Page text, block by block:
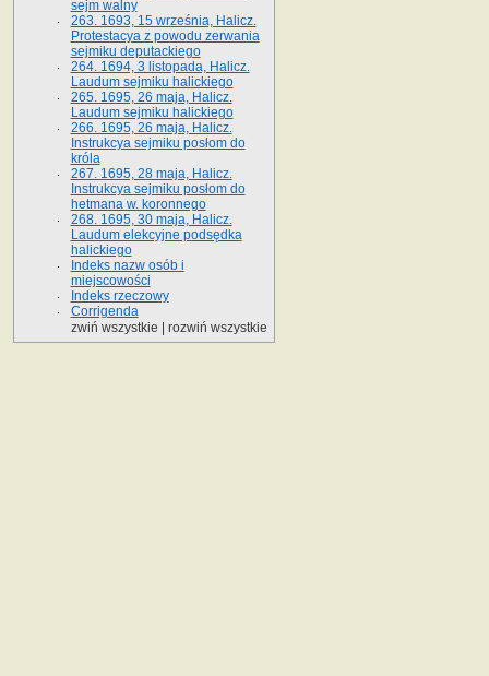
sejm walny
263. 1693, 15 września, Halicz.
Protestacya z powodu zerwania
sejmiku deputackiego
264. 1694, 3 listopada, Halicz.
Laudum sejmiku halickiego
265. 1695, 26 maja, Halicz.
Laudum sejmiku halickiego
266. 1695, 26 maja, Halicz.
Instrukcya sejmiku posłom do
króla
267. 1695, 28 maja, Halicz.
Instrukcya sejmiku posłom do
hetmana w. koronnego
268. 1695, 30 maja, Halicz.
Laudum elekcyjne podsędka
halickiego
Indeks nazw osób i
miejscowości
Indeks rzeczowy
Corrigenda
zwiń wszystkie
rozwiń wszystkie